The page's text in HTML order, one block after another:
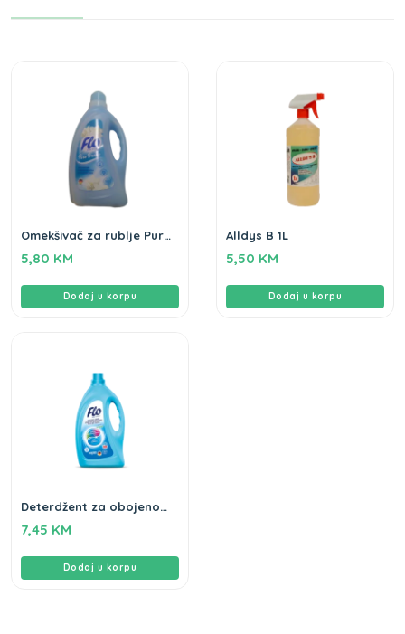
Omekšivač za rublje Pure
5,80 KM
Dodaj u korpu
Alldys B 1L
5,50 KM
Dodaj u korpu
Deterdžent za obojeno
7,45 KM
Dodaj u korpu